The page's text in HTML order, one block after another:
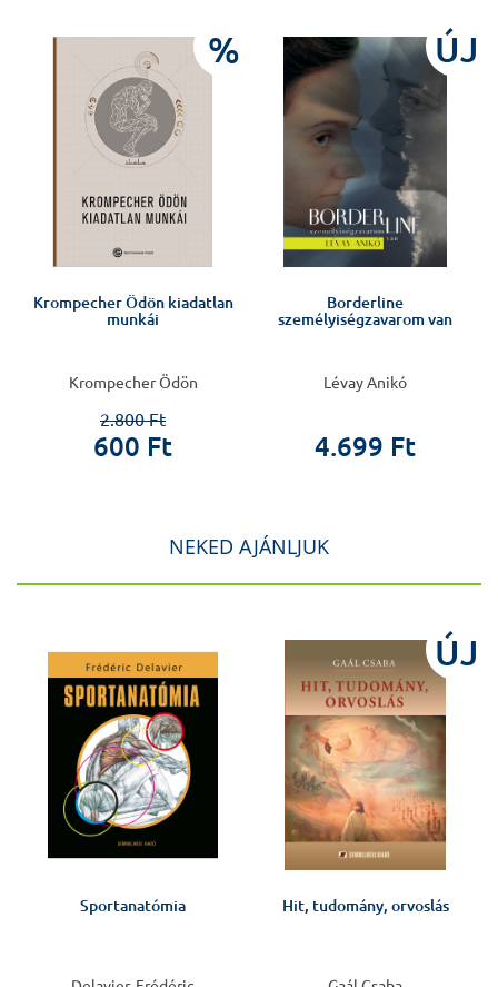
%
Krompecher Ödön kiadatlan
munkái
Krompecher Ödön
2.800 Ft
600 Ft
ÚJ
Borderline
személyiségzavarom van
Lévay Anikó
4.699 Ft
NEKED AJÁNLJUK
Sportanatómia
ÚJ
Hit, tudomány, orvoslás